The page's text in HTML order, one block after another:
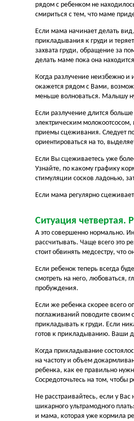
рядом с ребенком не
смириться с тем, что маме
Если мама начинает делать
прикладывания к груди и
захвата груди, обращение за
делать маме пока она
Когда разлучение неизбежно и
окажется рядом с Вами,
меньше волноваться. Малышу
Если разлучение длится
электрическим
приемы сцеживания. Следует
ориентироваться на то,
Если Вы сцеживаетесь уже
Узнайте, по какому графику
стимуляции сосков ладонью,
Если мама регулярно
Ситуация четвертая.
А это совершенно нормально.
рассчитывать. Чаще всего это
стоит обвинять медсестру, что
Если ребенок теперь всегда
смотреть на него, любоваться,
пробуждения.
Если же ребенка скорее всего
поглаживаний поводите своим
прикладывать к груди. Если
готов к прикладыванию. Ваши
Когда прикладывание
на частоту и объем
ребенка, как ее правильно
Сосредоточьтесь на том, чтобы
Не расстраивайтесь, если у
шикарного ультрамодного
и мама, которая уже кормила